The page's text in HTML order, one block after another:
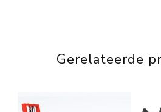
Gerelateerde